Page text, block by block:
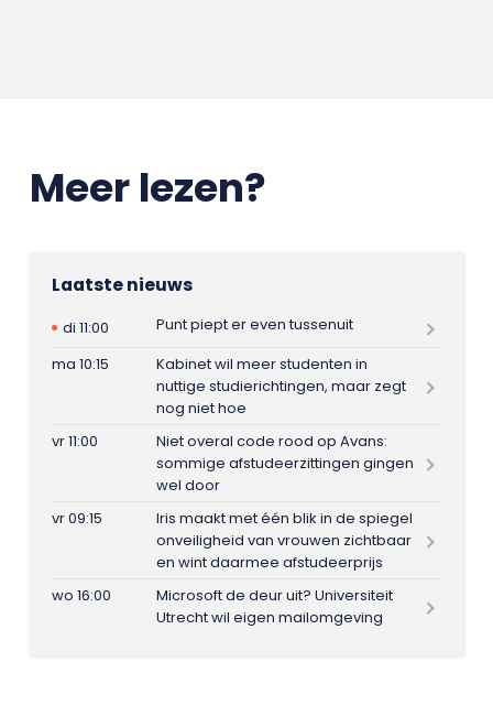
Meer lezen?
Laatste nieuws
di 11:00
Punt piept er even tussenuit
ma 10:15
Kabinet wil meer studenten in
nuttige studierichtingen, maar zegt
nog niet hoe
vr 11:00
Niet overal code rood op Avans:
sommige afstudeerzittingen gingen
wel door
vr 09:15
Iris maakt met één blik in de spiegel
onveiligheid van vrouwen zichtbaar
en wint daarmee afstudeerprijs
wo 16:00
Microsoft de deur uit? Universiteit
Utrecht wil eigen mailomgeving